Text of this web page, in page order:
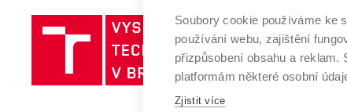
Vysoké
učení
technické
v
Soubory cookie používáme ke
používání webu, zajištění
přizpůsobení obsahu a reklam.
platformám některé osobní
Zjistit více